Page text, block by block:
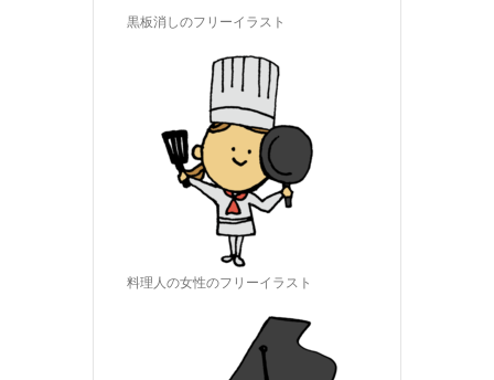
黒板消しのフリーイラスト
料理人の女性のフリーイラスト